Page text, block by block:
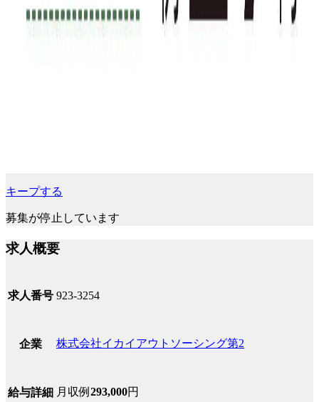
キープする
募集が停止しています
求人概要
求人番号 923-3254
企業 株式会社イカイアウトソーシング第2
給与詳細 月収例 293,000円